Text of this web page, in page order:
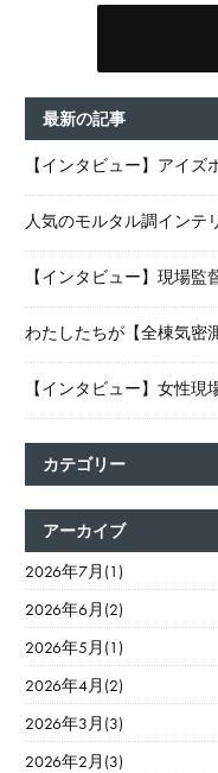
最新の記事
【インタビュー】アイ
人気のモルタル調インテ
【インタビュー】現場監
わたしたちが【全棟気密
【インタビュー】女性現
カテゴリー
アーカイブ
2026年7月(1)
2026年6月(2)
2026年5月(1)
2026年4月(2)
2026年3月(3)
2026年2月(3)